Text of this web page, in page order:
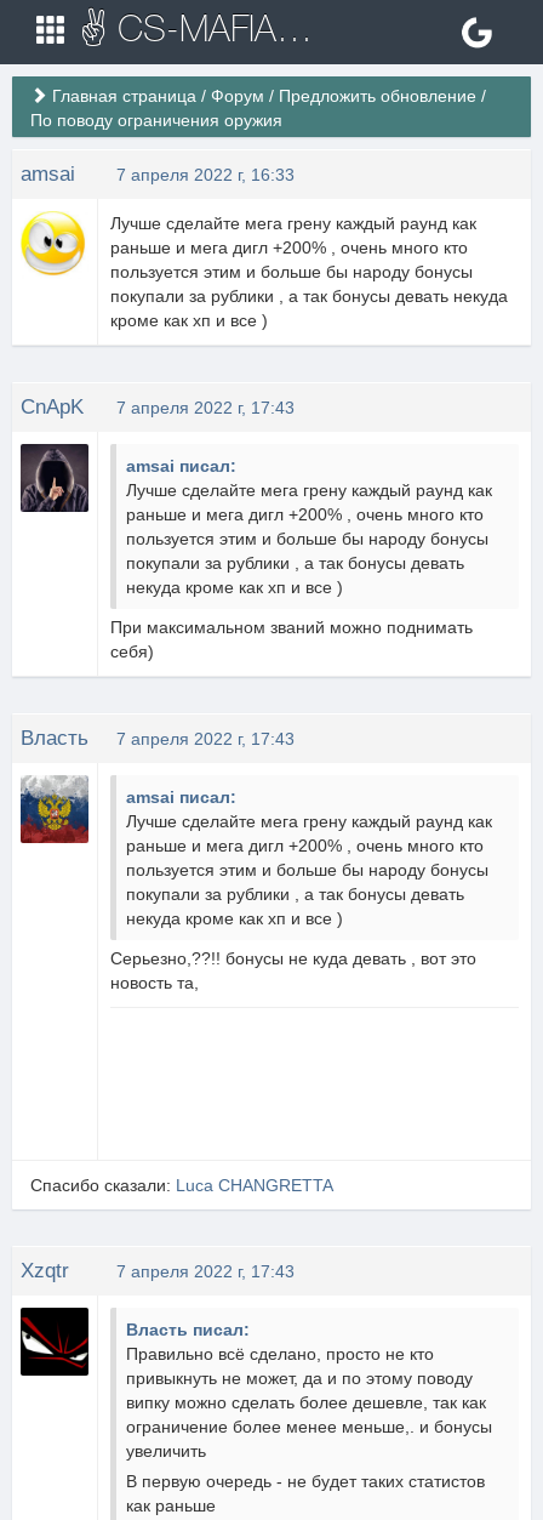
✌ CS-MAFIA.RU ✌ Игровые сервера Counter Strike 1.6
Главная страница / Форум / Предложить обновление /
По поводу ограничения оружия
amsai 7 апреля 2022 г, 16:33
Лучше сделайте мега грену каждый раунд как
раньше и мега дигл +200% , очень много кто
пользуется этим и больше бы народу бонусы
покупали за рублики , а так бонусы девать некуда
кроме как хп и все )
CnApK 7 апреля 2022 г, 17:43
amsai писал:
Лучше сделайте мега грену каждый раунд как
раньше и мега дигл +200% , очень много кто
пользуется этим и больше бы народу бонусы
покупали за рублики , а так бонусы девать
некуда кроме как хп и все )
При максимальном званий можно поднимать
себя)
Власть 7 апреля 2022 г, 17:43
amsai писал:
Лучше сделайте мега грену каждый раунд как
раньше и мега дигл +200% , очень много кто
пользуется этим и больше бы народу бонусы
покупали за рублики , а так бонусы девать
некуда кроме как хп и все )
Серьезно,??!! бонусы не куда девать , вот это
новость та,
Спасибо сказали: Luca CHANGRETTA
Xzqtr 7 апреля 2022 г, 17:43
Власть писал:
Правильно всё сделано, просто не кто
привыкнуть не может, да и по этому поводу
випку можно сделать более дешевле, так как
ограничение более менее меньше,. и бонусы
увеличить
В первую очередь - не будет таких статистов
как раньше